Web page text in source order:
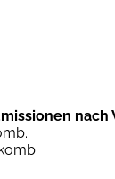
nach